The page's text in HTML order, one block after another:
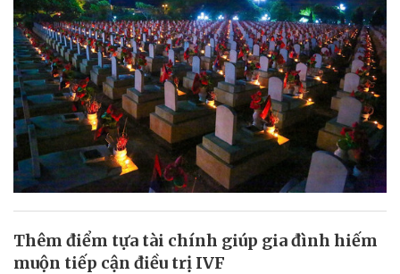
Thêm điểm tựa tài chính giúp gia đình hiếm
muộn tiếp cận điều trị IVF